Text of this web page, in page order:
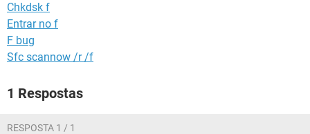
Chkdsk f
Entrar no f
F bug
Sfc scannow /r /f
1 Respostas
RESPOSTA 1 / 1